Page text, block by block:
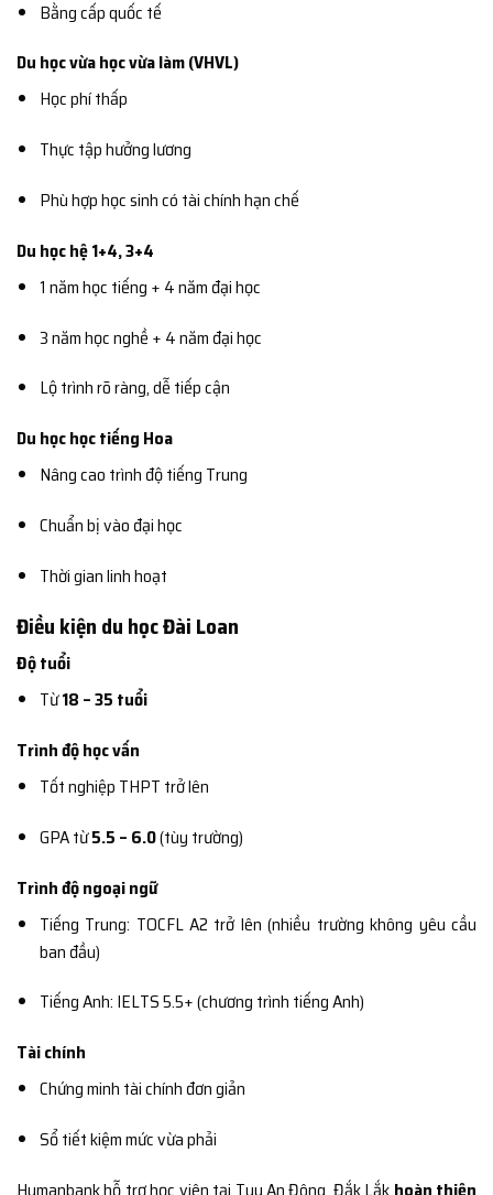
Bằng cấp quốc tế
Du học vừa học vừa làm (VHVL)
Học phí thấp
Thực tập hưởng lương
Phù hợp học sinh có tài chính hạn chế
Du học hệ 1+4, 3+4
1 năm học tiếng + 4 năm đại học
3 năm học nghề + 4 năm đại học
Lộ trình rõ ràng, dễ tiếp cận
Du học học tiếng Hoa
Nâng cao trình độ tiếng Trung
Chuẩn bị vào đại học
Thời gian linh hoạt
Điều kiện du học Đài Loan
Độ tuổi
Từ18 – 35 tuổi
Trình độ học vấn
Tốt nghiệp THPT trở lên
GPA từ5.5 – 6.0(tùy trường)
Trình độ ngoại ngữ
Tiếng Trung: TOCFL A2 trở lên (nhiều trường không yêu cầu
ban đầu)
Tiếng Anh: IELTS 5.5+ (chương trình tiếng Anh)
Tài chính
Chứng minh tài chính đơn giản
Sổ tiết kiệm mức vừa phải